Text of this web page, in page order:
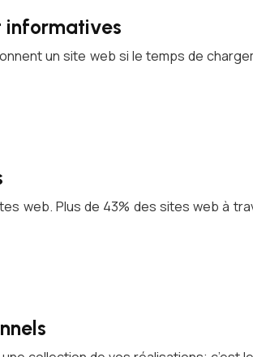
informatives
un site web si le temps de
web. Plus de 43% des sites web à